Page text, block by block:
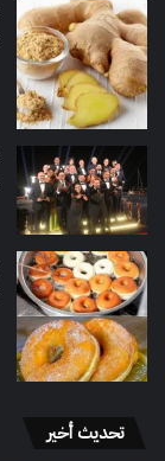
تحديث أخير